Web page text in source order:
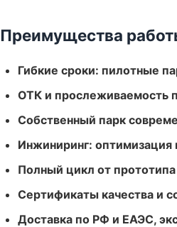
Преимущества
Гибкие сроки: пилотные
ОТК и прослеживаемость
Собственный парк
Инжиниринг: оптимизация
Полный цикл от
Сертификаты качества и
Доставка по РФ и ЕАЭС,